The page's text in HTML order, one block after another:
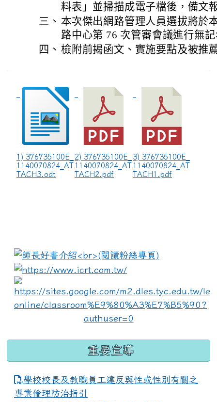
料表」並掃描成電子檔後，備文
三、 本次傑出網路管理人員選拔將於
路中心第 76 次管審會議進行無
四、 檢附前揭函文、實施要點及被推
1) 376735100E_
1140070824_AT
TACH3.odt
2) 376735100E_
1140070824_AT
TACH2.pdf
3) 376735100E_
1140070824_AT
TACH1.pdf
link to https://
重要宣導
學校校長及教職員工違反與性或性別有關之
專業倫理防治指引